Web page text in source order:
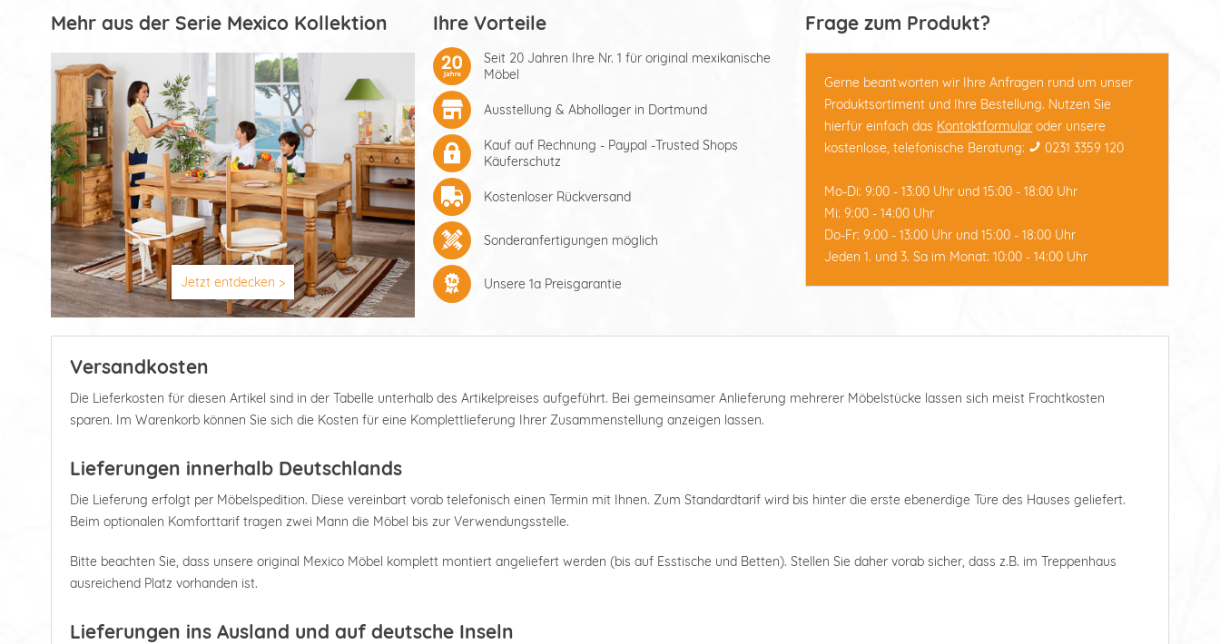
Mehr aus der Serie Mexico Kollektion
Jetzt entdecken >
Ihre Vorteile
Seit 20 Jahren Ihre Nr. 1 für original mexikanische
Möbel
Ausstellung & Abhollager in Dortmund
Kauf auf Rechnung - Paypal -Trusted Shops
Käuferschutz
Kostenloser Rückversand
Sonderanfertigungen möglich
Unsere 1a Preisgarantie
Frage zum Produkt?
Gerne beantworten wir Ihre Anfragen rund um unser
Produktsortiment und Ihre Bestellung. Nutzen Sie
hierfür einfach das Kontaktformular oder unsere
kostenlose, telefonische Beratung:
0231 3359 120
Mo-Di: 9:00 - 13:00 Uhr und 15:00 - 18:00 Uhr
Mi: 9:00 - 14:00 Uhr
Do-Fr: 9:00 - 13:00 Uhr und 15:00 - 18:00 Uhr
Jeden 1. und 3. Sa im Monat: 10:00 - 14:00 Uhr
Versandkosten
Die Lieferkosten für diesen Artikel sind in der Tabelle unterhalb des Artikelpreises aufgeführt. Bei gemeinsamer Anlieferung mehrerer Möbelstücke lassen sich meist Frachtkosten
sparen. Im Warenkorb können Sie sich die Kosten für eine Komplettlieferung Ihrer Zusammenstellung anzeigen lassen.
Lieferungen innerhalb Deutschlands
Die Lieferung erfolgt per Möbelspedition. Diese vereinbart vorab telefonisch einen Termin mit Ihnen. Zum Standardtarif wird bis hinter die erste ebenerdige Türe des Hauses geliefert.
Beim optionalen Komforttarif tragen zwei Mann die Möbel bis zur Verwendungsstelle.
Bitte beachten Sie, dass unsere original Mexico Möbel komplett montiert angeliefert werden (bis auf Esstische und Betten). Stellen Sie daher vorab sicher, dass z.B. im Treppenhaus
ausreichend Platz vorhanden ist.
Lieferungen ins Ausland und auf deutsche Inseln